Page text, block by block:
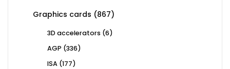
Graphics cards 867867
3D accelerators 66
AGP 336336
ISA 177177